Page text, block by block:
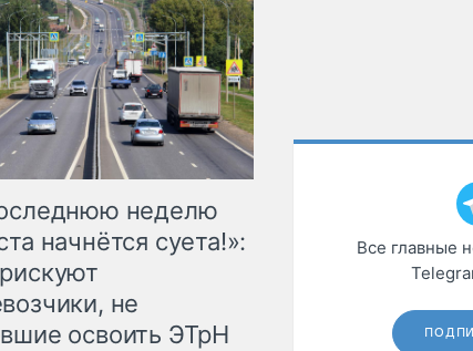
неделю
начнётся суета!»:
не
освоить ЭТрН
Все главные